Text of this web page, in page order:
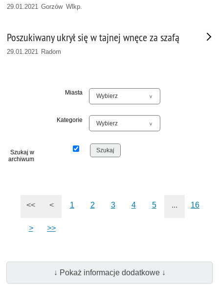
29.01.2021 Gorzów Wlkp.
Poszukiwany ukrył się w tajnej wnęce za szafą
29.01.2021 Radom
Miasta
Kategorie
Szukaj w
archiwum
<< < 1 2 3 4 5 ... 16
> >>
↓ Pokaż informacje dodatkowe ↓